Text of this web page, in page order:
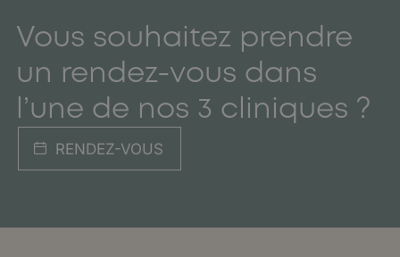
Vous souhaitez prendre
un rendez-vous dans
l’une de nos 3 cliniques ?
RENDEZ-VOUS